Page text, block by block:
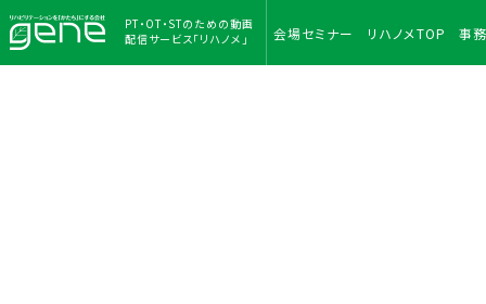
PT・OT・STのための動画
配信サービス「リハノメ」
会場セミナー リハノメTOP 事